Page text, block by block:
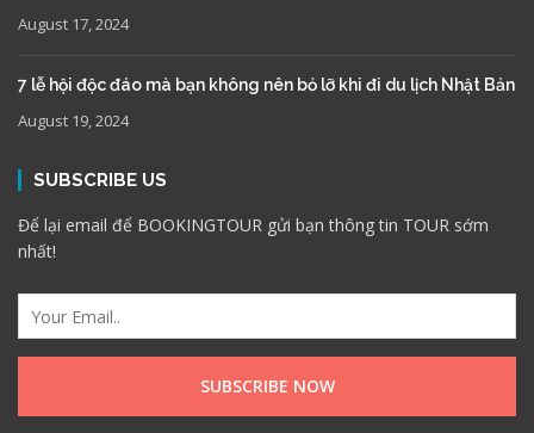
August 17, 2024
7 lễ hội độc đáo mà bạn không nên bỏ lỡ khi đi du lịch Nhật Bản
August 19, 2024
SUBSCRIBE US
Để lại email để BOOKINGTOUR gửi bạn thông tin TOUR sớm
nhất!